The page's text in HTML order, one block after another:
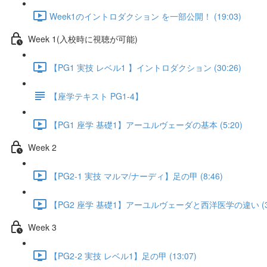
Week1のイントロダクション を一部公開！ (19:03)
Week 1(入校時に視聴が可能)
【PG1 実技 レベル1 】イントロダクション (30:26)
【座学テキスト PG1-4】
【PG1 座学 基礎1】アーユルヴェーダの基本 (5:20)
Week 2
【PG2-1 実技 マルマ/ナーディ】足の甲 (8:46)
【PG2 座学 基礎1】アーユルヴェーダと西洋医学の違い
Week 3
【PG2-2 実技 レベル1】足の甲 (13:07)